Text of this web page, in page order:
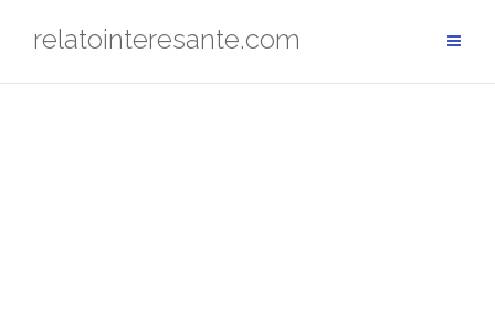
relatointeresante.com